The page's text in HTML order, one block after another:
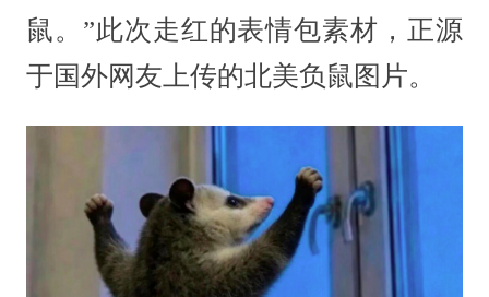
鼠。”此次走红的表情包素材，正源
于国外网友上传的北美负鼠图片。